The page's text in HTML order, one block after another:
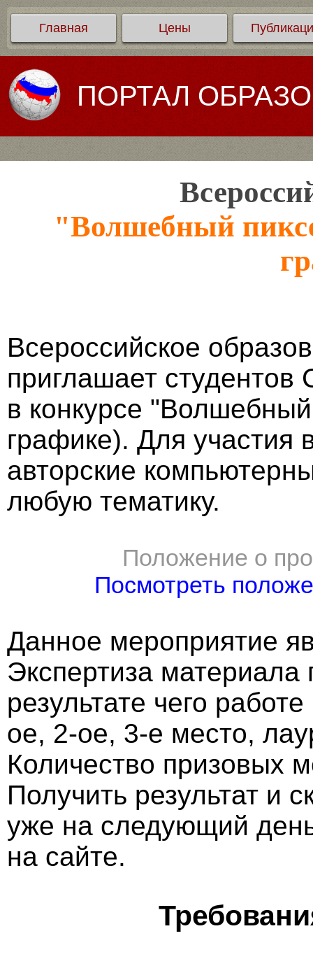
Главная Цены
ПОРТАЛ
"Волшебный
Всероссийское
приглашает
в конкурсе
графике). Для участия
авторские
любую тематику.
Положение о
Посмотреть
Данное мероприятие
Экспертиза
результате чего
ое, 2-ое, 3-е место,
Количество призовых
Получить результат и
уже на следующий
на сайте.